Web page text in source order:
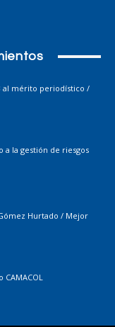
al mérito periodístico /
a la gestión de riesgos
Hurtado / Mejor